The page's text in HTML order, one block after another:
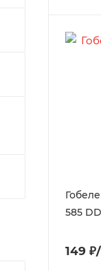
585 DD
149